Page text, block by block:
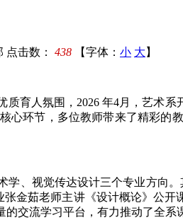
点击数： 438 【字体： 小 大 】
人氛围，2026 年4月，艺术系
环节，多位教师带来了精彩
视觉传达设计三个专业方向
金茹老师主讲《设计概论》公
交流学习平台，有力推动了全系